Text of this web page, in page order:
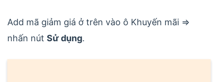
Add mã giảm giá ở trên vào ô Khuyến mãi =>
nhấn nút Sử dụng.